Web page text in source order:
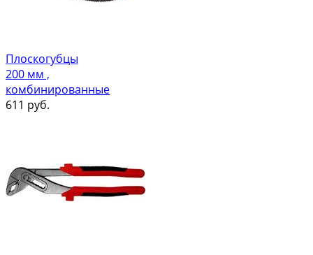
Плоскогубцы
200 мм ,
комбинированные
611 руб.